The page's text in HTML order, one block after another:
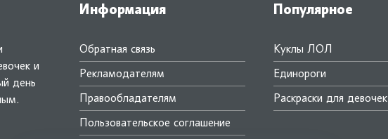
и
день
Информация
Обратная связь
Рекламодателям
Правообладателям
Пользовательское соглашение
Популярное
Куклы ЛОЛ
Единороги
Раскраски для девочек